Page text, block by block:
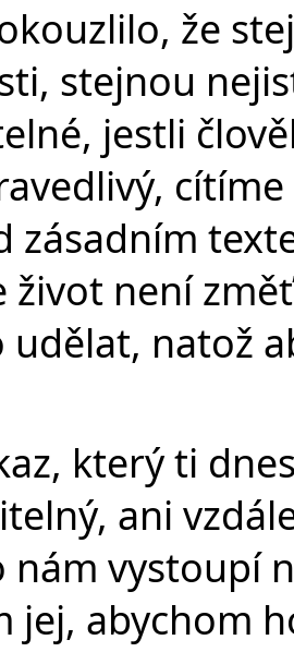
že
stejnou
jestli
zásadním
život není
udělat, natož
který ti
ani
nám vystoupí
jej, abychom